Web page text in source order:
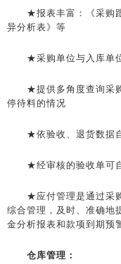
★报表丰富：《采购跟
异分析表》等
★采购单位与入库单位
★提供多角度查询采购
停待料的情况
★依验收、退货数据自
★经审核的验收单可自
★应付管理是通过采购
综合管理，及时、准确地
金分析报表和款项到期预
仓库管理：